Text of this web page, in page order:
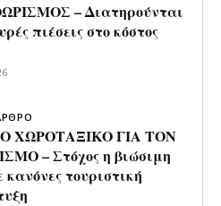
– Διατηρούνται
πιέσεις στο κόστος
ΧΩΡΟΤΑΞΙΚΟ ΓΙΑ ΤΟΝ
– Στόχος η βιώσιμη
κανόνες τουριστική